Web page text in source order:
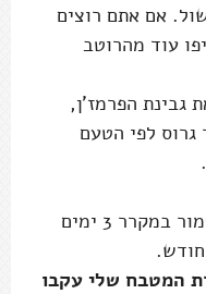
אם אתם רוצים
עוד מהרוטב
גבינת הפרמז'ן,
גרוס לפי הטעם
את שאריות הרוטב ניתן לשמור במקרר 3 ימים
המטבח שלי עקבו